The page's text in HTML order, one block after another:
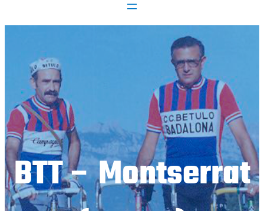
BTT – Montserrat